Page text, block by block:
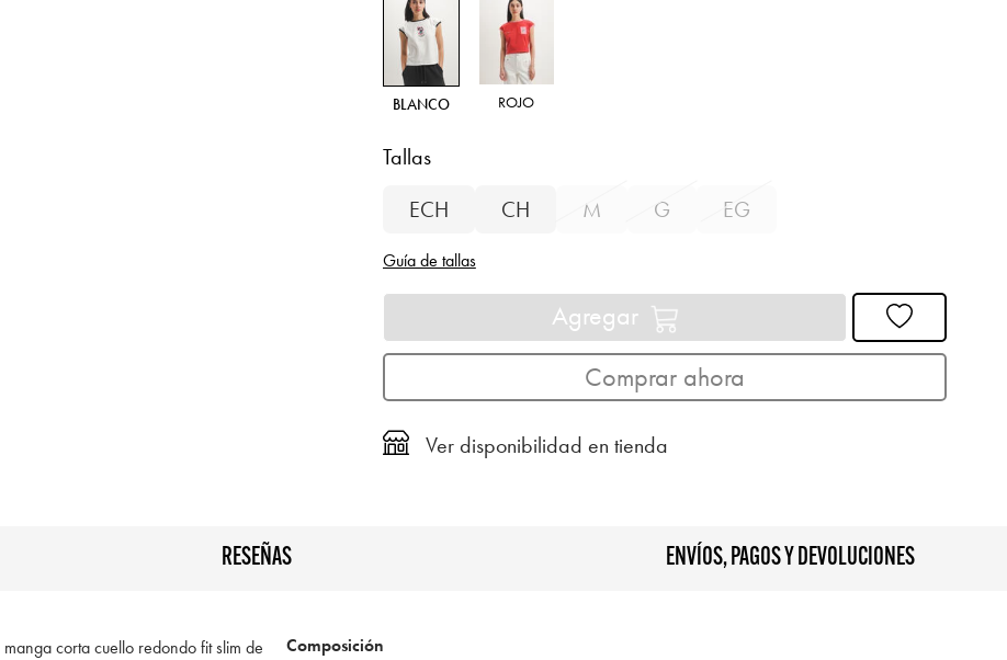
BLANCO ROJO
Tallas
ECH
CH M G EG
Guía de tallas
Agregar
Comprar ahora
Ver disponibilidad en tienda
RESEÑAS ENVÍOS, PAGOS Y DEVOLUCIONES
corta cuello redondo fit slim de
Composición